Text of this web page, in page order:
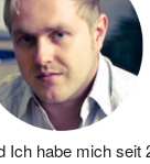
Ich habe mich seit